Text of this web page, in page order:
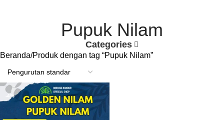
Pupuk Nilam
Categories
Beranda Produk dengan tag “Pupuk Nilam”
-4%